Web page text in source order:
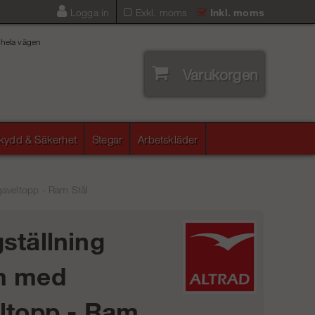
Exkl. moms Inkl. moms
Logga in
vägen
Varukorgen
& Säkerhet Stegar Arbetskläder
- Ram Stål
med